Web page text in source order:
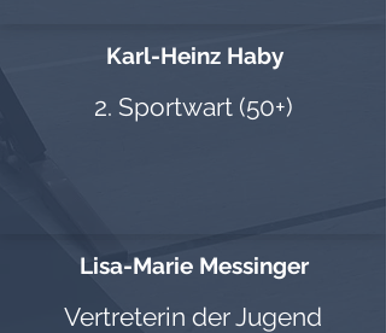
Karl-Heinz Haby
2. Sportwart (50+)
Lisa-Marie Messinger
Vertreterin der Jugend